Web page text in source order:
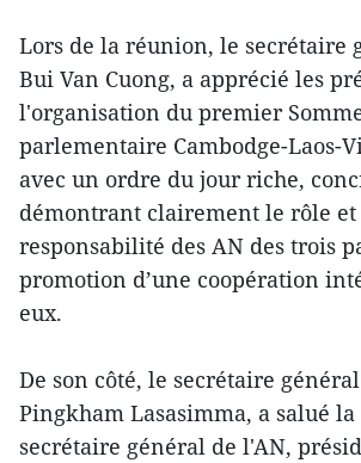
Lors de la réunion, le secrétaire
Bui Van Cuong, a apprécié les
l'organisation du premier
parlementaire Cambodge-Laos-
avec un ordre du jour riche,
démontrant clairement le rôle
responsabilité des AN des trois
promotion d’une coopération
eux.
De son côté, le secrétaire
Pingkham Lasasimma, a salué
secrétaire général de l'AN,